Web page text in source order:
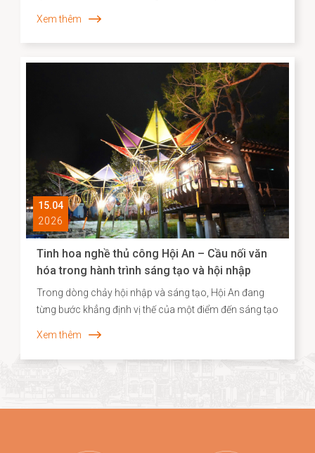
và năng lực sáng tạo của cộng đồng cư dân địa
phương. Những năm gần đây, công tác kiểm kê, nhận
diện và xây dựng hồ sơ khoa học đối với các Di sản văn
hóa phi vật thể đã được triển khai một cách hệ thống,
góp phần định hình cơ sở dữ liệu quan trọng cho chiến
lược bảo tồn và phát huy giá trị di sản trong bối cảnh
Xem thêm
15.04
2026
Tinh hoa nghề thủ công Hội An – Cầu nối văn
hóa trong hành trình sáng tạo và hội nhập
Trong dòng chảy hội nhập và sáng tạo, Hội An đang
từng bước khẳng định vị thế của một điểm đến sáng tạo
thức mới mẻ. Năm 2026, dấu ấn ấy tiếp tục được lan
chọn đồng hành cùng các chương trình kích cầu du
Xem thêm